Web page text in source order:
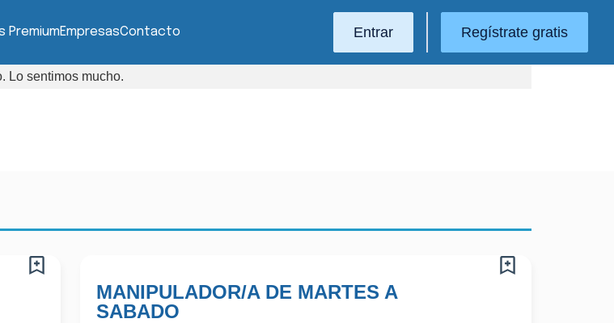
PremiumEmpresasContacto Entrar Regístrate gratis
Lo sentimos mucho.
MANIPULADOR/A DE MARTES A
SABADO